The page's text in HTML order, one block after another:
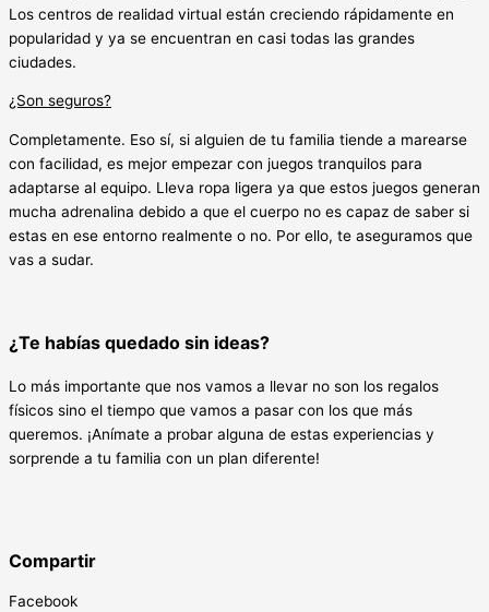
Los centros de realidad virtual están creciendo rápidamente en
popularidad y ya se encuentran en casi todas las grandes
ciudades.
¿Son seguros?
Completamente. Eso sí, si alguien de tu familia tiende a marearse
con facilidad, es mejor empezar con juegos tranquilos para
adaptarse al equipo. Lleva ropa ligera ya que estos juegos generan
mucha adrenalina debido a que el cuerpo no es capaz de saber si
estas en ese entorno realmente o no. Por ello, te aseguramos que
vas a sudar.
¿Te habías quedado sin ideas?
Lo más importante que nos vamos a llevar no son los regalos
físicos sino el tiempo que vamos a pasar con los que más
queremos. ¡Anímate a probar alguna de estas experiencias y
sorprende a tu familia con un plan diferente!
Compartir
Facebook